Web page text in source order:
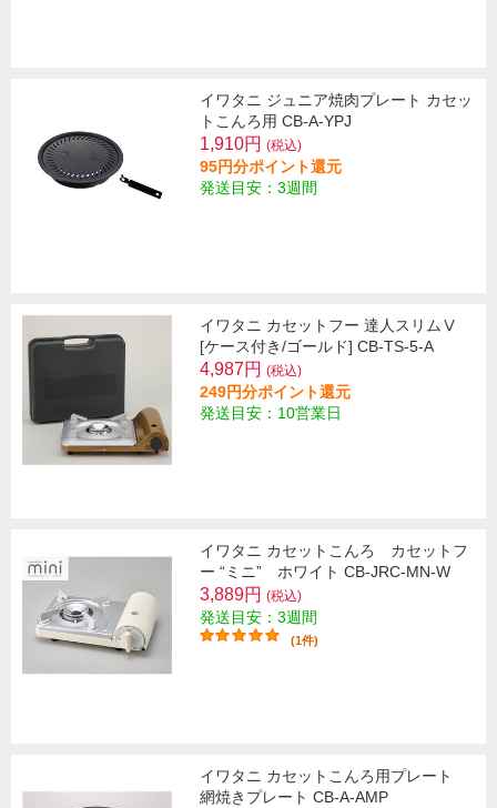
イワタニ ジュニア焼肉プレート カセッ
トこんろ用 CB-A-YPJ
1,910円 (税込)
95円分ポイント還元
発送目安：3週間
イワタニ カセットフー 達人スリムⅤ
[ケース付き/ゴールド] CB-TS-5-A
4,987円 (税込)
249円分ポイント還元
発送目安：10営業日
イワタニ カセットこんろ カセットフ
ー “ミニ” ホワイト CB-JRC-MN-W
3,889円 (税込)
発送目安：3週間
(1件)
イワタニ カセットこんろ用プレート
網焼きプレート CB-A-AMP